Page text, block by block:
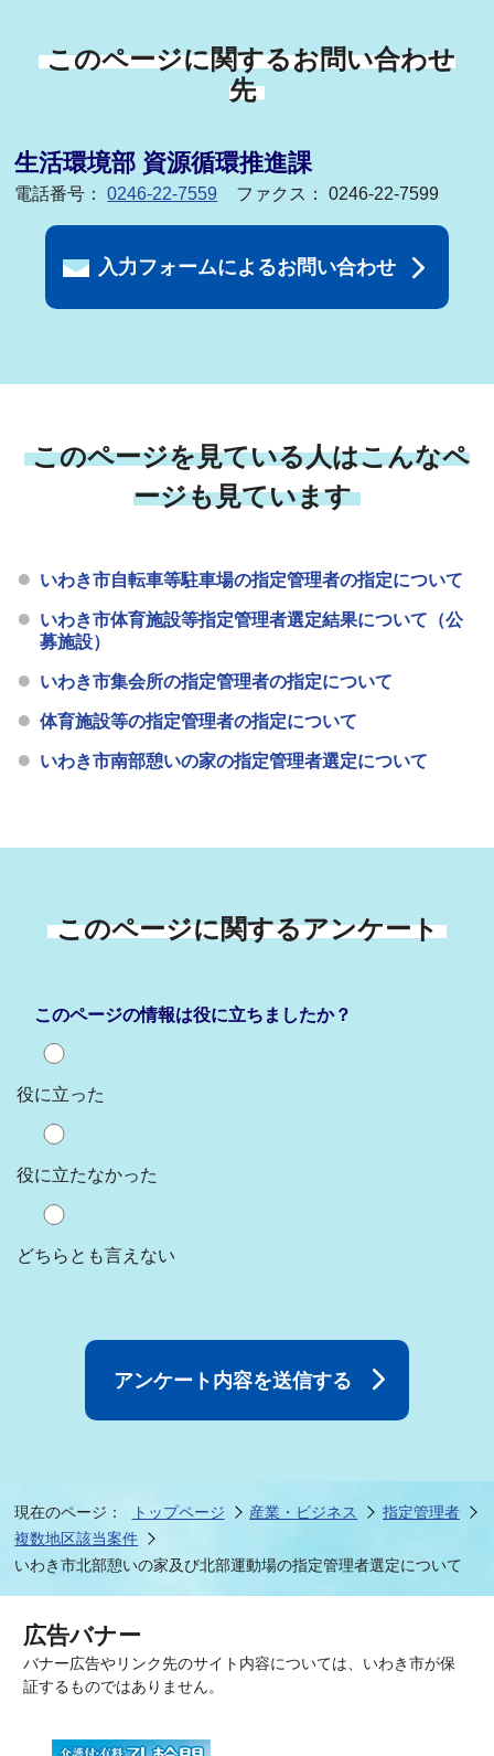
このページに関するお問い合わせ
先
生活環境部 資源循環推進課
電話番号：0246-22-7559 ファクス： 0246-22-7599
入力フォームによるお問い合わせ
このページを見ている人はこんなペ
ージも見ています
いわき市自転車等駐車場の指定管理者の指定について
いわき市体育施設等指定管理者選定結果について（公
募施設）
いわき市集会所の指定管理者の指定について
体育施設等の指定管理者の指定について
いわき市南部憩いの家の指定管理者選定について
このページに関するアンケート
このページの情報は役に立ちましたか？
役に立った
役に立たなかった
どちらとも言えない
現在のページ： トップページ 産業・ビジネス
指定管理者
複数地区該当案件
いわき市北部憩いの家及び北部運動場の指定管理者選定について
広告バナー
バナー広告やリンク先のサイト内容については、いわき市が保
証するものではありません。